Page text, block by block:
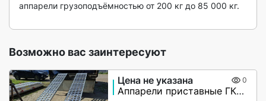
аппарели грузоподъёмностью от 200 кг до 85 000 кг.
Возможно вас заинтересуют
Цена не указана 0
Аппарели приставные ГКА 5.350.40 2/3